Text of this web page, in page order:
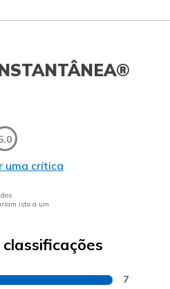
uma crítica
isto a um
7